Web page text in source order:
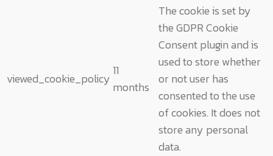
viewed_cookie_policy
11
months
The cookie is set by
the GDPR Cookie
Consent plugin and is
used to store whether
or not user has
consented to the use
of cookies. It does not
store any personal
data.